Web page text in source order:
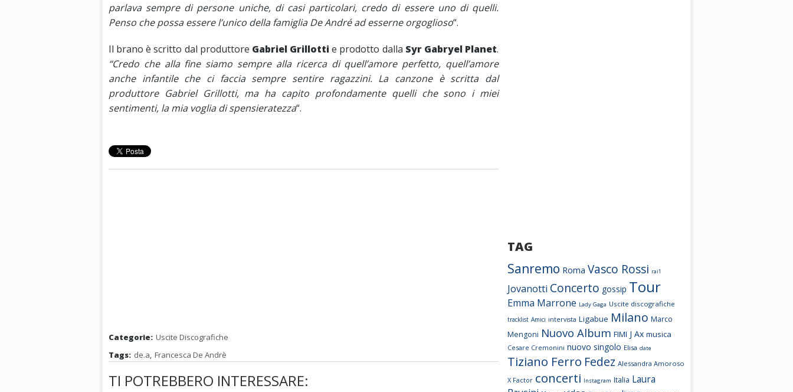
parlava sempre di persone uniche, di casi particolari, credo di essere uno di quelli.
Penso che possa essere l’unico della famiglia De André ad esserne orgoglioso“.
Il brano è scritto dal produttore Gabriel Grillottie prodotto dalla Syr Gabryel Planet.
“Credo che alla fine siamo sempre alla ricerca di quell’amore perfetto, quell’amore
anche infantile che ci faccia sempre sentire ragazzini. La canzone è scritta dal
produttore Gabriel Grillotti, ma ha capito profondamente quelli che sono i miei
sentimenti, la mia voglia di spensieratezza“.
Categorie: Uscite Discografiche
Tags: de.a, Francesca De Andrè
TI POTREBBERO INTERESSARE:
TAG
Sanremo Roma Vasco Rossi rai1
Jovanotti Concerto gossip Tour
Emma Marrone Lady Gaga Uscite discografiche
tracklist Amici intervista Ligabue Milano Marco
Mengoni Nuovo Album FIMI J Ax musica
Cesare Cremonini nuovo singolo Elisa date
Tiziano Ferro Fedez Alessandra Amoroso
X Factor concerti Instagram Italia Laura